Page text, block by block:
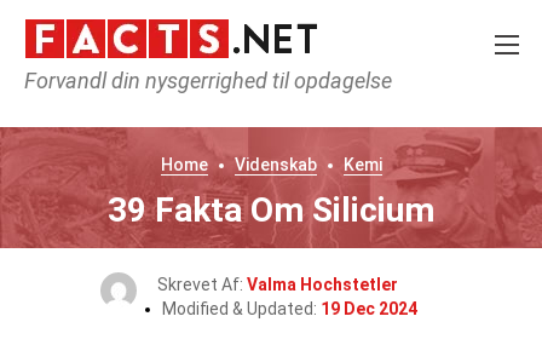
Forvandl din nysgerrighed til opdagelse
Home Videnskab Kemi
39 Fakta Om Silicium
Skrevet Af: Valma Hochstetler
Modified & Updated: 19 Dec 2024